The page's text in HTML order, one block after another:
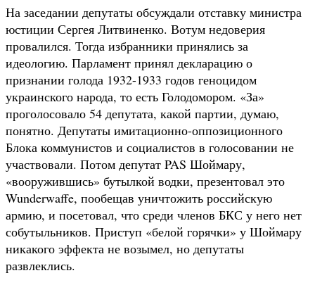
На заседании депутаты обсуждали отставку министра
юстиции Сергея Литвиненко. Вотум недоверия
провалился. Тогда избранники принялись за
идеологию. Парламент принял декларацию о
признании голода 1932-1933 годов геноцидом
украинского народа, то есть Голодомором. «За»
проголосовало 54 депутата, какой партии, думаю,
понятно. Депутаты имитационно-оппозиционного
Блока коммунистов и социалистов в голосовании не
участвовали. Потом депутат PAS Шоймару,
«вооружившись» бутылкой водки, презентовал это
Wunderwaffe, пообещав уничтожить российскую
армию, и посетовал, что среди членов БКС у него нет
собутыльников. Приступ «белой горячки» у Шоймару
никакого эффекта не возымел, но депутаты
развлеклись.